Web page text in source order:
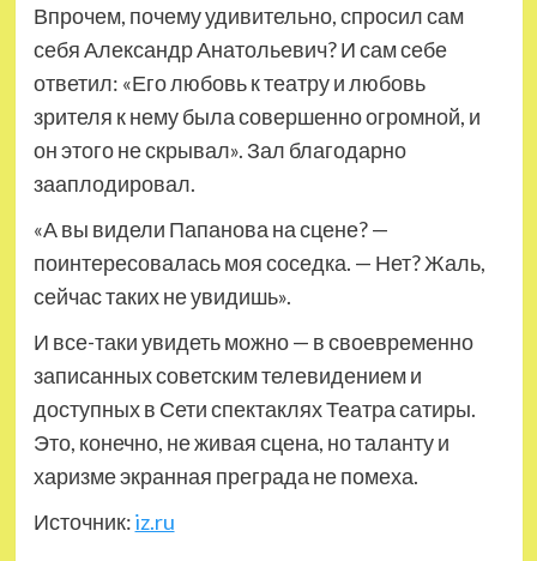
Впрочем, почему удивительно, спросил сам
себя Александр Анатольевич? И сам себе
ответил: «Его любовь к театру и любовь
зрителя к нему была совершенно огромной, и
он этого не скрывал». Зал благодарно
зааплодировал.
«А вы видели Папанова на сцене? —
поинтересовалась моя соседка. — Нет? Жаль,
сейчас таких не увидишь».
И все-таки увидеть можно — в своевременно
записанных советским телевидением и
доступных в Сети спектаклях Театра сатиры.
Это, конечно, не живая сцена, но таланту и
харизме экранная преграда не помеха.
Источник:iz.ru